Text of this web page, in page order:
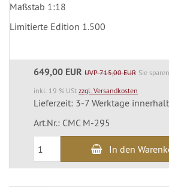
Maßstab 1:18
Limitierte Edition 1.500
649,00 EUR UVP 715,00 EUR Sie
inkl. 19 % USt zzgl. Versandkosten
Lieferzeit: 3-7 Werktage
Art.Nr.: CMC M-295
In den